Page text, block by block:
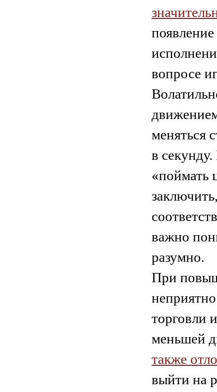
вопросе
меняться
в
«поймать
важно
разумно.
При
торговли
меньшей
также
выйти на